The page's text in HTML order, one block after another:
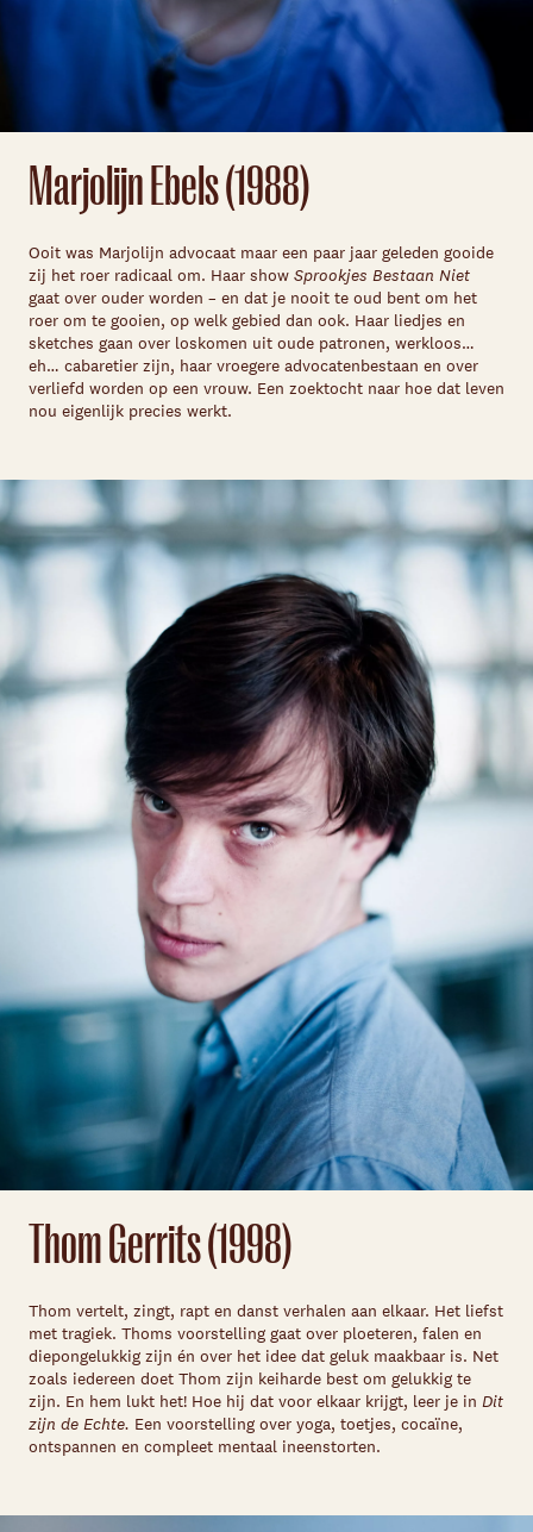
Marjolijn Ebels (1988)
Ooit was Marjolijn advocaat maar een paar jaar geleden gooide
zij het roer radicaal om. Haar show Sprookjes Bestaan Niet
gaat over ouder worden – en dat je nooit te oud bent om het
roer om te gooien, op welk gebied dan ook. Haar liedjes en
sketches gaan over loskomen uit oude patronen, werkloos…
eh… cabaretier zijn, haar vroegere advocatenbestaan en over
verliefd worden op een vrouw. Een zoektocht naar hoe dat leven
nou eigenlijk precies werkt.
Thom Gerrits (1998)
Thom vertelt, zingt, rapt en danst verhalen aan elkaar. Het liefst
met tragiek. Thoms voorstelling gaat over ploeteren, falen en
diepongelukkig zijn én over het idee dat geluk maakbaar is. Net
zoals iedereen doet Thom zijn keiharde best om gelukkig te
zijn. En hem lukt het! Hoe hij dat voor elkaar krijgt, leer je in Dit
zijn de Echte. Een voorstelling over yoga, toetjes, cocaïne,
ontspannen en compleet mentaal ineenstorten.